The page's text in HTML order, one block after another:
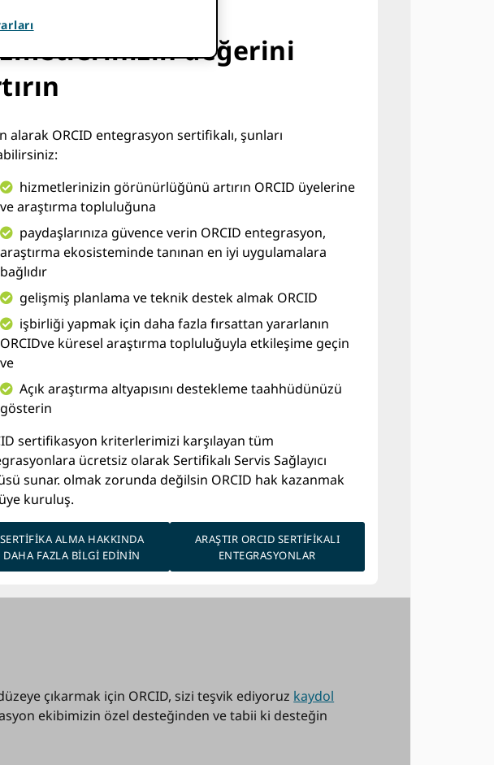
değerini
alarak ORCID entegrasyon sertifikalı, şunları
hizmetlerinizin görünürlüğünü artırın ORCID üyelerine
ve araştırma topluluğuna
paydaşlarınıza güvence verin ORCID entegrasyon,
araştırma ekosisteminde tanınan en iyi uygulamalara
bağlıdır
gelişmiş planlama ve teknik destek almak ORCID
işbirliği yapmak için daha fazla fırsattan yararlanın
ORCIDve küresel araştırma topluluğuyla etkileşime geçin
ve
Açık araştırma altyapısını destekleme taahhüdünüzü
gösterin
sertifikasyon kriterlerimizi karşılayan tüm
ücretsiz olarak Sertifikalı Servis Sağlayıcı
sunar. olmak zorunda değilsin ORCID hak kazanmak
kuruluş.
SERTIFIKA ALMA HAKKINDA
DAHA FAZLA BILGI EDININ
ARAŞTIR ORCID SERTIFIKALI
ENTEGRASYONLAR
çıkarmak için ORCID, sizi teşvik ediyoruz kaydol
ekibimizin özel desteğinden ve tabii ki desteğin